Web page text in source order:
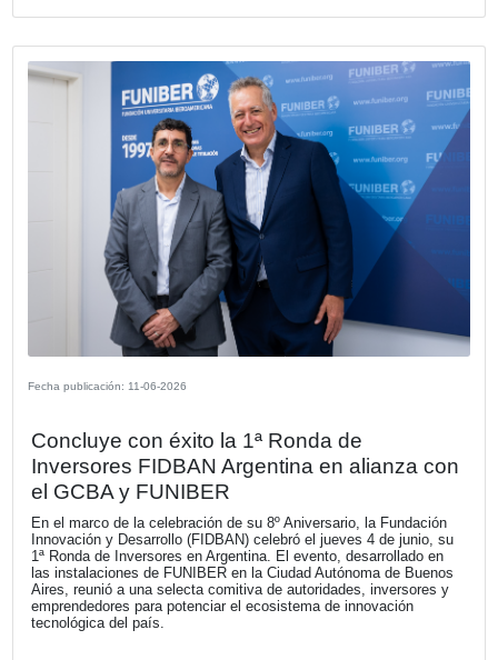
Les acercamos invitación que nos
Asociación Amigos del Camino de
en Argentina
El próximo sábado 25 de julio, día de Santiago Apóstol,
realizará la 7º edición del Camino de Santiago en
una experiencia única de encuentro, amistad, reflexión y
VER MÁS